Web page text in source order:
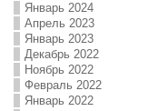
Январь 2024
Апрель 2023
Январь 2023
Декабрь 2022
Ноябрь 2022
Февраль 2022
Январь 2022